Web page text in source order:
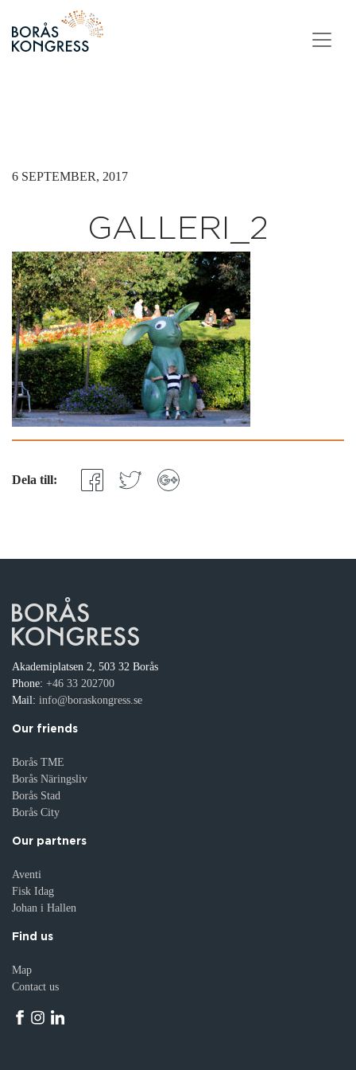
Skip to content
6 SEPTEMBER, 2017
GALLERI_2
Dela till:
Akademiplatsen 2, 503 32 Borås
Phone: +46 33 202700
Mail: info@boraskongress.se
Our friends
Borås TME
Borås Näringsliv
Borås Stad
Borås City
Our partners
Aventi
Fisk Idag
Johan i Hallen
Find us
Map
Contact us